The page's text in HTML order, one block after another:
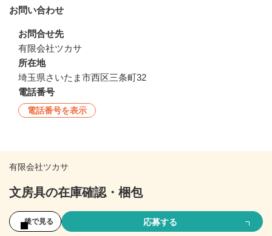
お問い合わせ
お問合せ先
有限会社ツカサ
所在地
埼玉県さいたま市西区三条町32
電話番号
電話番号を表示
有限会社ツカサ
文房具の在庫確認・梱包
後で見る 応募する